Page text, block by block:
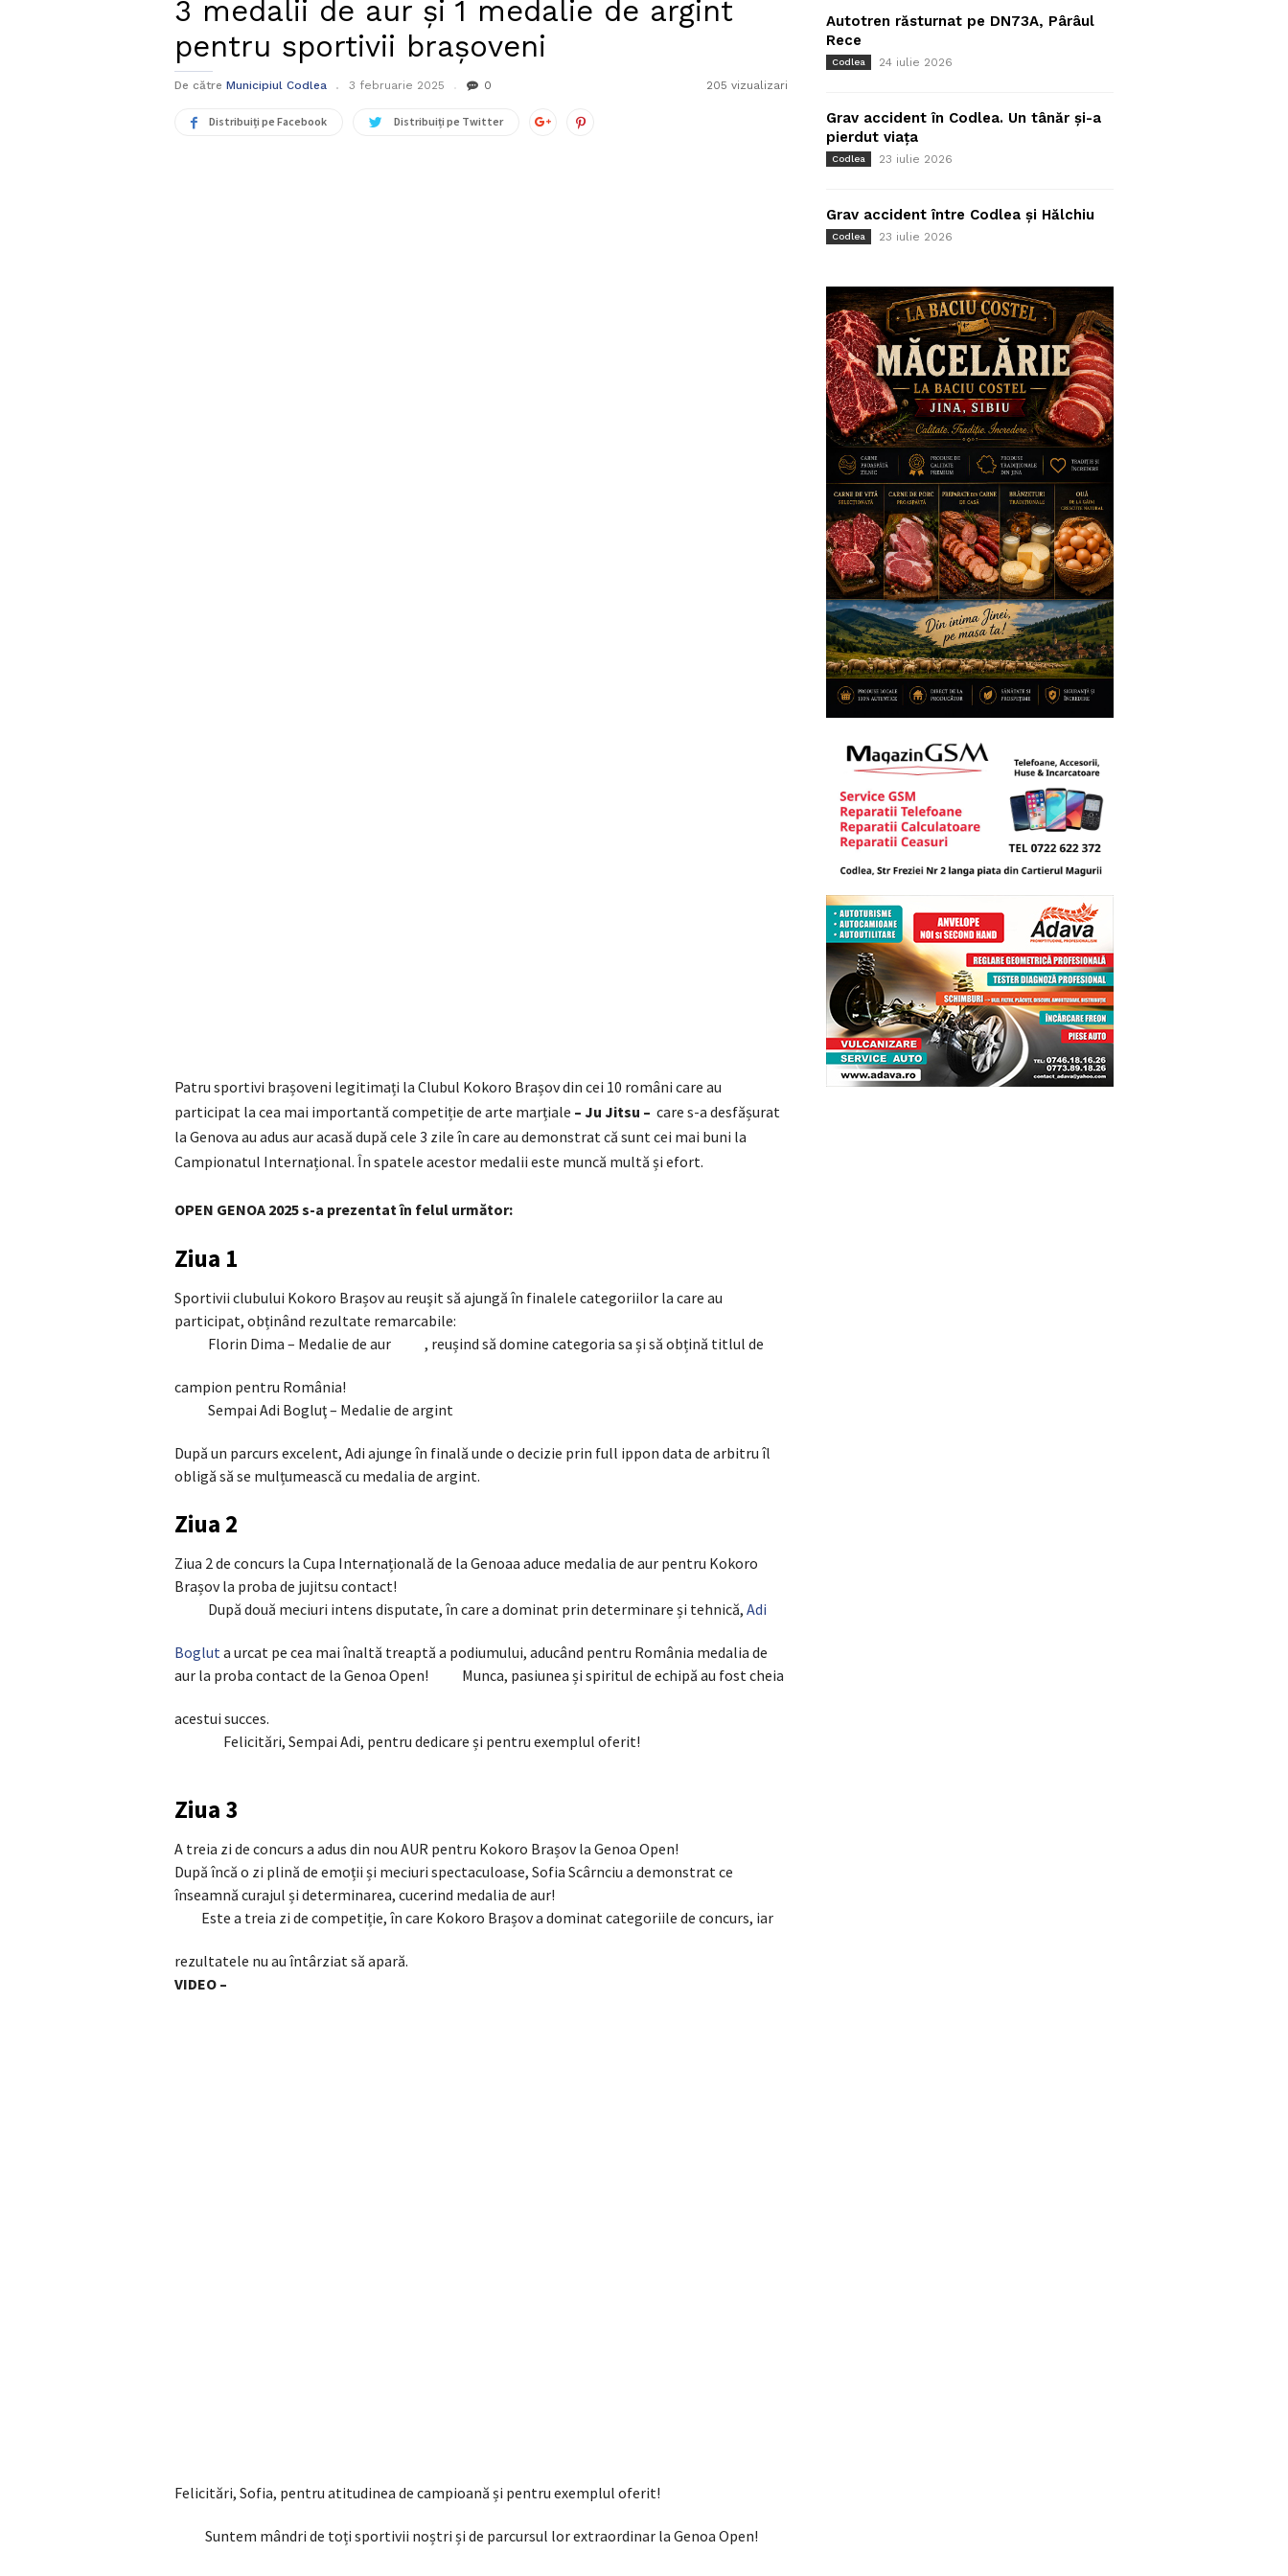
3 medalii de aur și 1 medalie de argint
pentru sportivii brașoveni
De către Municipiul Codlea 3 februarie 2025 0 205 vizualizari
Distribuiți pe Facebook Distribuiți pe Twitter
Patru sportivi brașoveni legitimați la Clubul Kokoro Brașov din cei 10 români care au
participat la cea mai importantă competiție de arte marțiale – Ju Jitsu – care s-a desfășurat
la Genova au adus aur acasă după cele 3 zile în care au demonstrat că sunt cei mai buni la
Campionatul Internațional. În spatele acestor medalii este muncă multă și efort.
OPEN GENOA 2025 s-a prezentat în felul următor:
Ziua 1
Sportivii clubului Kokoro Brașov au reuşit să ajungă în finalele categoriilor la care au
participat, obținând rezultate remarcabile:
Florin Dima – Medalie de aur
, reușind să domine categoria sa și să obțină titlul de
campion pentru România!
Sempai Adi Bogluţ – Medalie de argint
După un parcurs excelent, Adi ajunge în finală unde o decizie prin full ippon data de arbitru îl
obligă să se mulțumească cu medalia de argint.
Ziua 2
Ziua 2 de concurs la Cupa Internațională de la Genoaa aduce medalia de aur pentru Kokoro
Brașov la proba de jujitsu contact!
După două meciuri intens disputate, în care a dominat prin determinare și tehnică, Adi
Bogluta urcat pe cea mai înaltă treaptă a podiumului, aducând pentru România medalia de
aur la proba contact de la Genoa Open!
Munca, pasiunea și spiritul de echipă au fost cheia
acestui succes.
Felicitări, Sempai Adi, pentru dedicare și pentru exemplul oferit!
Ziua 3
A treia zi de concurs a adus din nou AUR pentru Kokoro Brașov la Genoa Open!
După încă o zi plină de emoții și meciuri spectaculoase, Sofia Scârnciu a demonstrat ce
înseamnă curajul și determinarea, cucerind medalia de aur!
Este a treia zi de competiție, în care Kokoro Brașov a dominat categoriile de concurs, iar
rezultatele nu au întârziat să apară.
VIDEO –
Felicitări, Sofia, pentru atitudinea de campioană și pentru exemplul oferit!
Suntem mândri de toți sportivii noștri și de parcursul lor extraordinar la Genoa Open!
Autotren răsturnat pe DN73A, Pârâul
Rece
Codlea 24 iulie 2026
Grav accident în Codlea. Un tânăr și-a
pierdut viața
Codlea 23 iulie 2026
Grav accident între Codlea și Hălchiu
Codlea 23 iulie 2026